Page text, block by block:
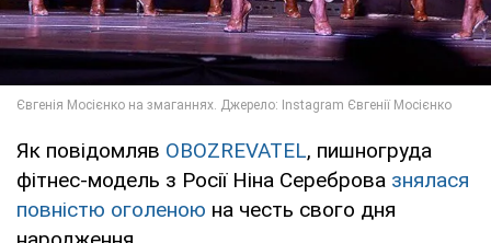
Як повідомляв OBOZREVATEL, пишногруда
фітнес-модель з Росії Ніна Сереброва знялася
повністю оголеною на честь свого дня